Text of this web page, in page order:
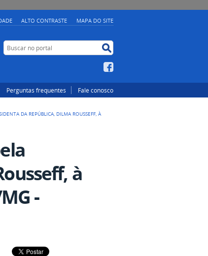
ALTO CONTRASTE MAPA DO SITE
Buscar no portal
Perguntas frequentes Fale conosco
DA REPÚBLICA, DILMA ROUSSEFF, À
à
-